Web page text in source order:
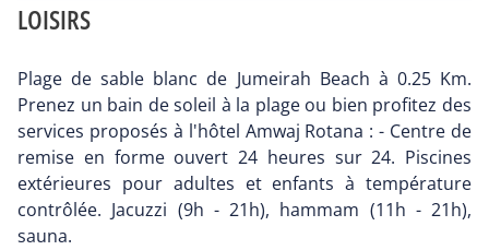
LOISIRS
Plage de sable blanc de Jumeirah Beach à 0.25 Km.
Prenez un bain de soleil à la plage ou bien profitez des
services proposés à l'hôtel Amwaj Rotana : - Centre de
remise en forme ouvert 24 heures sur 24. Piscines
extérieures pour adultes et enfants à température
contrôlée. Jacuzzi (9h - 21h), hammam (11h - 21h),
sauna.